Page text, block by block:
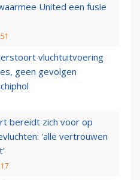
United een fusie
vluchtuitvoering
geen gevolgen
bereidt zich voor op
'alle vertrouwen